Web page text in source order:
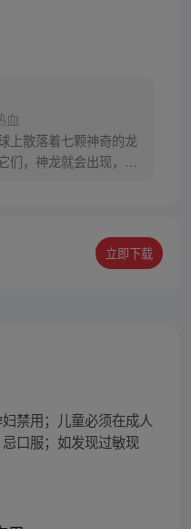
血
上散落着七颗神奇的龙
们，神龙就会出现，并
立即下载
禁用；儿童必须在成人
口服；如发现过敏现